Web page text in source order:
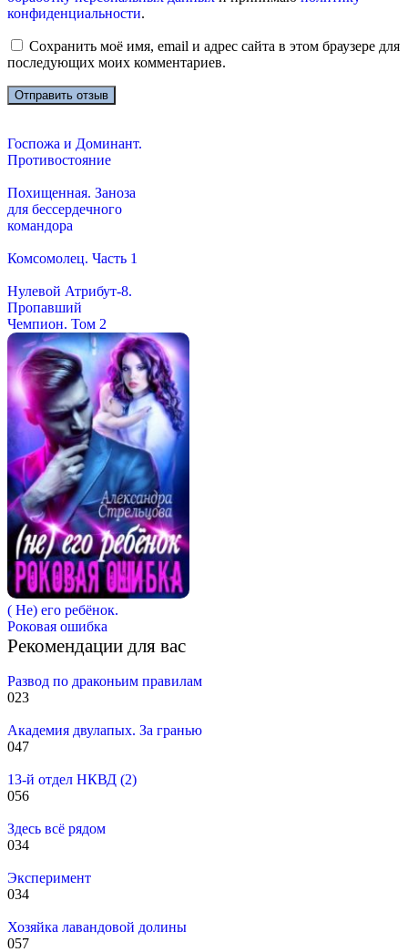
конфиденциальности.
Сохранить моё имя, email и адрес сайта в этом браузере для
последующих моих комментариев.
Госпожа и Доминант.
Противостояние
Похищенная. Заноза
для бессердечного
командора
Комсомолец. Часть 1
Нулевой Атрибут-8.
Пропавший
Чемпион. Том 2
( Не) его ребёнок.
Роковая ошибка
Рекомендации для вас
Развод по драконьим правилам
023
Академия двулапых. За гранью
047
13-й отдел НКВД (2)
056
Здесь всё рядом
034
Эксперимент
034
Хозяйка лавандовой долины
057